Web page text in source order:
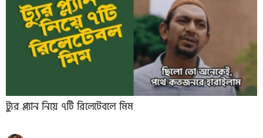
ট্যুর প্ল্যান নিয়ে ৭টি রিলেটেবলে মিম